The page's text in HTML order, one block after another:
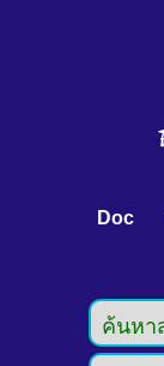
Doc